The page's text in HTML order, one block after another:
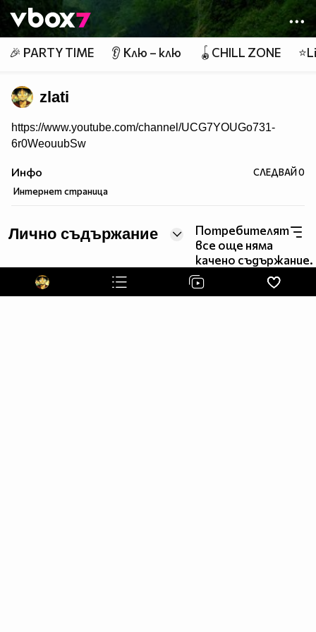
Member of
👾
🎉 PARTY TIME 👂 Клю – клю 🪀CHILL ZONE
zlati
https://www.youtube.com/channel/UCG7YOUGo731-
6r0WeouubSw
Инфо СЛЕДВАЙ0
Интернет страница
Лично съдържание
Потребителят
все още няма
качено съдържание.